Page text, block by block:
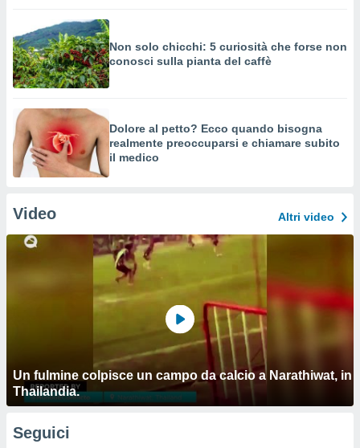
Non solo chicchi: 5 curiosità che forse non
conosci sulla pianta del caffè
Dolore al petto? Ecco quando bisogna
realmente preoccuparsi e chiamare subito
il medico
Video Altri video
Un fulmine colpisce un campo da calcio a Narathiwat, in
Thailandia.
Seguici